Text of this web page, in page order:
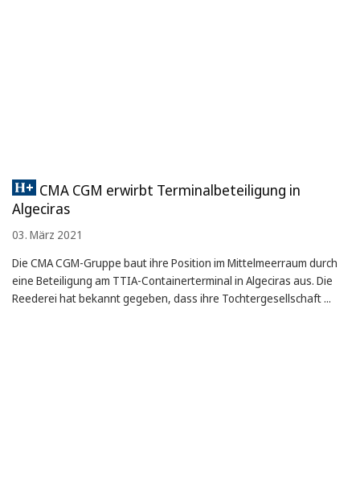
CMA CGM erwirbt Terminalbeteiligung in
Algeciras
03. März 2021
Die CMA CGM-Gruppe baut ihre Position im Mittelmeerraum durch
eine Beteiligung am TTIA-Containerterminal in Algeciras aus. Die
Reederei hat bekannt gegeben, dass ihre Tochtergesellschaft ...